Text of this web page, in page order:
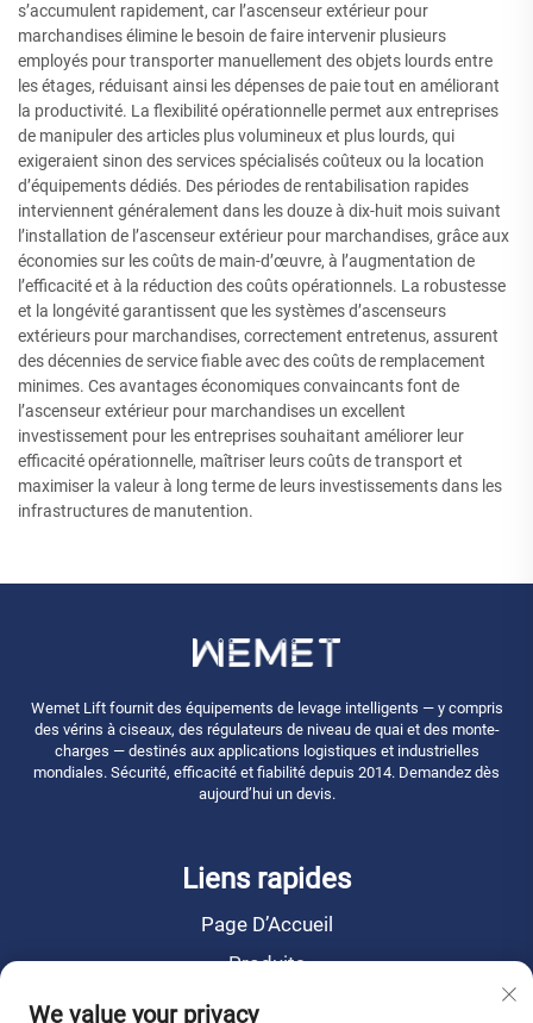
s’accumulent rapidement, car l’ascenseur extérieur pour
marchandises élimine le besoin de faire intervenir plusieurs
employés pour transporter manuellement des objets lourds entre
les étages, réduisant ainsi les dépenses de paie tout en améliorant
la productivité. La flexibilité opérationnelle permet aux entreprises
de manipuler des articles plus volumineux et plus lourds, qui
exigeraient sinon des services spécialisés coûteux ou la location
d’équipements dédiés. Des périodes de rentabilisation rapides
interviennent généralement dans les douze à dix-huit mois suivant
l’installation de l’ascenseur extérieur pour marchandises, grâce aux
économies sur les coûts de main-d’œuvre, à l’augmentation de
l’efficacité et à la réduction des coûts opérationnels. La robustesse
et la longévité garantissent que les systèmes d’ascenseurs
extérieurs pour marchandises, correctement entretenus, assurent
des décennies de service fiable avec des coûts de remplacement
minimes. Ces avantages économiques convaincants font de
l’ascenseur extérieur pour marchandises un excellent
investissement pour les entreprises souhaitant améliorer leur
efficacité opérationnelle, maîtriser leurs coûts de transport et
maximiser la valeur à long terme de leurs investissements dans les
infrastructures de manutention.
Wemet Lift fournit des équipements de levage intelligents — y compris
des vérins à ciseaux, des régulateurs de niveau de quai et des monte-
charges — destinés aux applications logistiques et industrielles
mondiales. Sécurité, efficacité et fiabilité depuis 2014. Demandez dès
aujourd’hui un devis.
Liens rapides
Page D’Accueil
Produits
Actualités
We value your privacy